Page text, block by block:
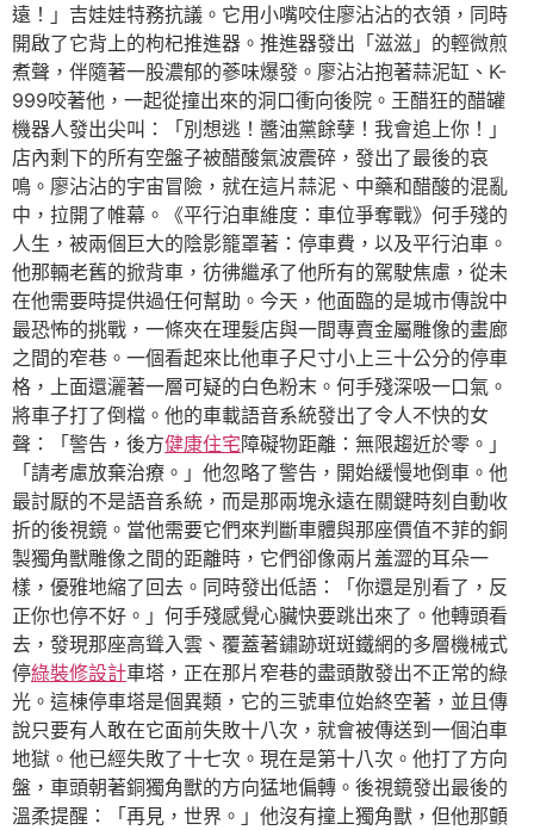
遠！」吉娃娃特務抗議。它用小嘴咬住廖沾沾的衣領，同時
開啟了它背上的枸杞推進器。推進器發出「滋滋」的輕微煎
煮聲，伴隨著一股濃郁的蔘味爆發。廖沾沾抱著蒜泥缸、K-
999咬著他，一起從撞出來的洞口衝向後院。王醋狂的醋罐
機器人發出尖叫：「別想逃！醬油黨餘孽！我會追上你！」
店內剩下的所有空盤子被醋酸氣波震碎，發出了最後的哀
鳴。廖沾沾的宇宙冒險，就在這片蒜泥、中藥和醋酸的混亂
中，拉開了帷幕。《平行泊車維度：車位爭奪戰》何手殘的
人生，被兩個巨大的陰影籠罩著：停車費，以及平行泊車。
他那輛老舊的掀背車，彷彿繼承了他所有的駕駛焦慮，從未
在他需要時提供過任何幫助。今天，他面臨的是城市傳說中
最恐怖的挑戰，一條夾在理髮店與一間專賣金屬雕像的畫廊
之間的窄巷。一個看起來比他車子尺寸小上三十公分的停車
格，上面還灑著一層可疑的白色粉末。何手殘深吸一口氣。
將車子打了倒檔。他的車載語音系統發出了令人不快的女
聲：「警告，後方健康住宅障礙物距離：無限趨近於零。」
「請考慮放棄治療。」他忽略了警告，開始緩慢地倒車。他
最討厭的不是語音系統，而是那兩塊永遠在關鍵時刻自動收
折的後視鏡。當他需要它們來判斷車體與那座價值不菲的銅
製獨角獸雕像之間的距離時，它們卻像兩片羞澀的耳朵一
樣，優雅地縮了回去。同時發出低語：「你還是別看了，反
正你也停不好。」何手殘感覺心臟快要跳出來了。他轉頭看
去，發現那座高聳入雲、覆蓋著鏽跡斑斑鐵網的多層機械式
停綠裝修設計車塔，正在那片窄巷的盡頭散發出不正常的綠
光。這棟停車塔是個異類，它的三號車位始終空著，並且傳
說只要有人敢在它面前失敗十八次，就會被傳送到一個泊車
地獄。他已經失敗了十七次。現在是第十八次。他打了方向
盤，車頭朝著銅獨角獸的方向猛地偏轉。後視鏡發出最後的
溫柔提醒：「再見，世界。」他沒有撞上獨角獸，但他那顫